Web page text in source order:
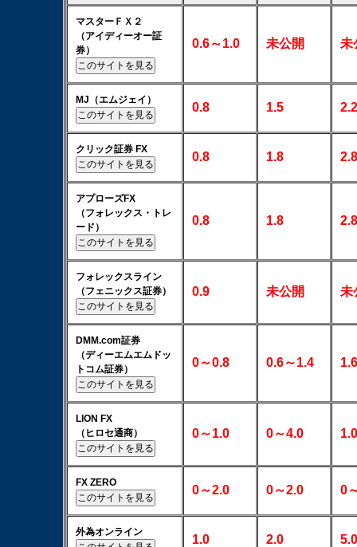
マスターＦＸ２
（アイディーオー証
券）
0.6～1.0 未公開 未
MJ（エムジェイ）
0.8 1.5 2.2
クリック証券 FX
0.8 1.8 2.8
アプローズFX
（フォレックス・トレ
ード）
0.8 1.8 2.8
フォレックスライン
（フェニックス証券）
0.9 未公開 未
DMM.com証券
（ディーエムエムドッ
トコム証券）
0～0.8 0.6～1.4
LION FX
（ヒロセ通商）
0～1.0 0～4.0
FX ZERO
0～2.0 0～2.0 0
外為オンライン
1.0 2.0 5.0